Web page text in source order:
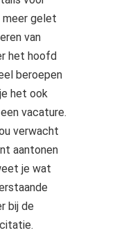
meer gelet
van
het hoofd
beroepen
het ook
vacature.
verwacht
aantonen
je wat
bij de